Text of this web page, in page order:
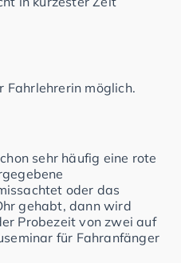
Fahrlehrerin möglich.
sehr häufig eine rote
oder das
gehabt, dann wird
Probezeit von zwei auf
für Fahranfänger